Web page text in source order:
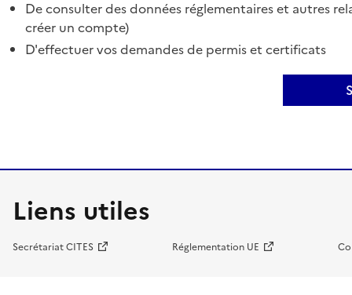
De consulter des données réglementaires et autres
créer un compte)
D'effectuer vos demandes de permis et certificats
Liens utiles
Secrétariat CITES Réglementation UE